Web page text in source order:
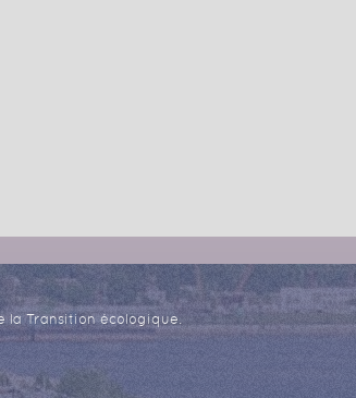
la Transition écologique.